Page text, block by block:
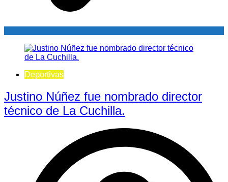
Deportivas
Justino Núñez fue nombrado director
técnico de La Cuchilla.